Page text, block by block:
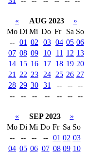
« AUG 2023
»
Mo Di Mi Do Fr Sa So
-- 01 02 03 04 05 06
07 08 09 10 11 12 13
14 15 16 17 18 19 20
21
22 23 24 25 26 27
28 29 30 31 -- --
--
--
-- -- -- -- -- --
« SEP 2023
»
Mo Di Mi Do Fr Sa So
--
-- -- -- 01 02 03
04 05 06 07 08 09 10